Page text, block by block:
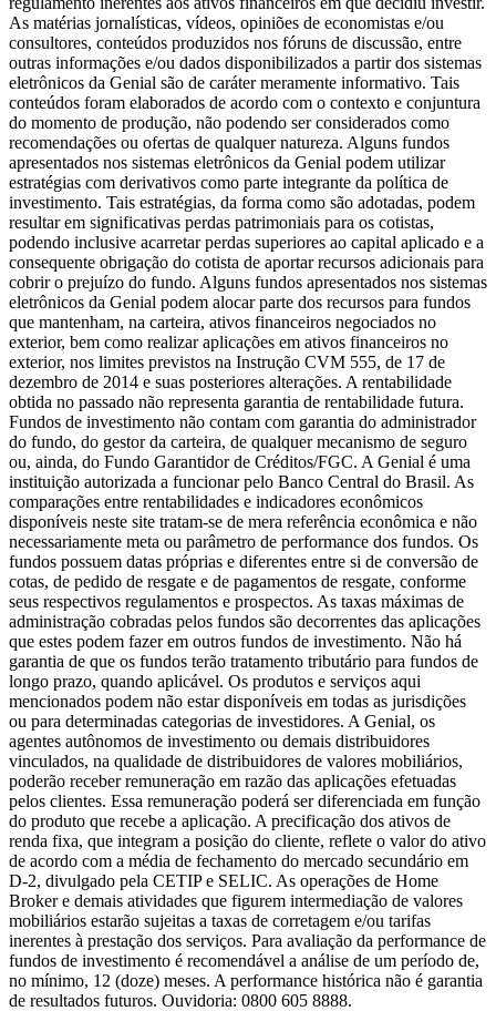
As matérias jornalísticas, vídeos, opiniões de economistas e/ou
consultores, conteúdos produzidos nos fóruns de discussão, entre
outras informações e/ou dados disponibilizados a partir dos sistemas
eletrônicos da Genial são de caráter meramente informativo. Tais
conteúdos foram elaborados de acordo com o contexto e conjuntura
do momento de produção, não podendo ser considerados como
recomendações ou ofertas de qualquer natureza. Alguns fundos
apresentados nos sistemas eletrônicos da Genial podem utilizar
estratégias com derivativos como parte integrante da política de
investimento. Tais estratégias, da forma como são adotadas, podem
resultar em significativas perdas patrimoniais para os cotistas,
podendo inclusive acarretar perdas superiores ao capital aplicado e a
consequente obrigação do cotista de aportar recursos adicionais para
cobrir o prejuízo do fundo. Alguns fundos apresentados nos sistemas
eletrônicos da Genial podem alocar parte dos recursos para fundos
que mantenham, na carteira, ativos financeiros negociados no
exterior, bem como realizar aplicações em ativos financeiros no
exterior, nos limites previstos na Instrução CVM 555, de 17 de
dezembro de 2014 e suas posteriores alterações. A rentabilidade
obtida no passado não representa garantia de rentabilidade futura.
Fundos de investimento não contam com garantia do administrador
do fundo, do gestor da carteira, de qualquer mecanismo de seguro
ou, ainda, do Fundo Garantidor de Créditos/FGC. A Genial é uma
instituição autorizada a funcionar pelo Banco Central do Brasil. As
comparações entre rentabilidades e indicadores econômicos
disponíveis neste site tratam-se de mera referência econômica e não
necessariamente meta ou parâmetro de performance dos fundos. Os
fundos possuem datas próprias e diferentes entre si de conversão de
cotas, de pedido de resgate e de pagamentos de resgate, conforme
seus respectivos regulamentos e prospectos. As taxas máximas de
administração cobradas pelos fundos são decorrentes das aplicações
que estes podem fazer em outros fundos de investimento. Não há
garantia de que os fundos terão tratamento tributário para fundos de
longo prazo, quando aplicável. Os produtos e serviços aqui
mencionados podem não estar disponíveis em todas as jurisdições
ou para determinadas categorias de investidores. A Genial, os
agentes autônomos de investimento ou demais distribuidores
vinculados, na qualidade de distribuidores de valores mobiliários,
poderão receber remuneração em razão das aplicações efetuadas
pelos clientes. Essa remuneração poderá ser diferenciada em função
do produto que recebe a aplicação. A precificação dos ativos de
renda fixa, que integram a posição do cliente, reflete o valor do ativo
de acordo com a média de fechamento do mercado secundário em
D-2, divulgado pela CETIP e SELIC. As operações de Home
Broker e demais atividades que figurem intermediação de valores
mobiliários estarão sujeitas a taxas de corretagem e/ou tarifas
inerentes à prestação dos serviços. Para avaliação da performance de
fundos de investimento é recomendável a análise de um período de,
no mínimo, 12 (doze) meses. A performance histórica não é garantia
de resultados futuros. Ouvidoria: 0800 605 8888.